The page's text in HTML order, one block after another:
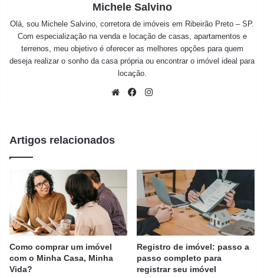
Michele Salvino
Olá, sou Michele Salvino, corretora de imóveis em Ribeirão Preto – SP.
Com especialização na venda e locação de casas, apartamentos e
terrenos, meu objetivo é oferecer as melhores opções para quem
deseja realizar o sonho da casa própria ou encontrar o imóvel ideal para
locação.
WebsiteFacebook
Artigos relacionados
Como comprar um imóvel
com o Minha Casa, Minha
Vida?
Registro de imóvel: passo a
passo completo para
registrar seu imóvel